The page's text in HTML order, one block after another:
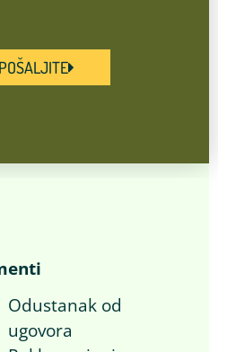
POŠALJITE
Odustanak od
ugovora